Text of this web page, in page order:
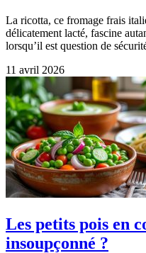
La ricotta, ce fromage frais
délicatement lacté, fascine
lorsqu’il est question de
11 avril 2026
Les petits pois en
insoupçonné ?